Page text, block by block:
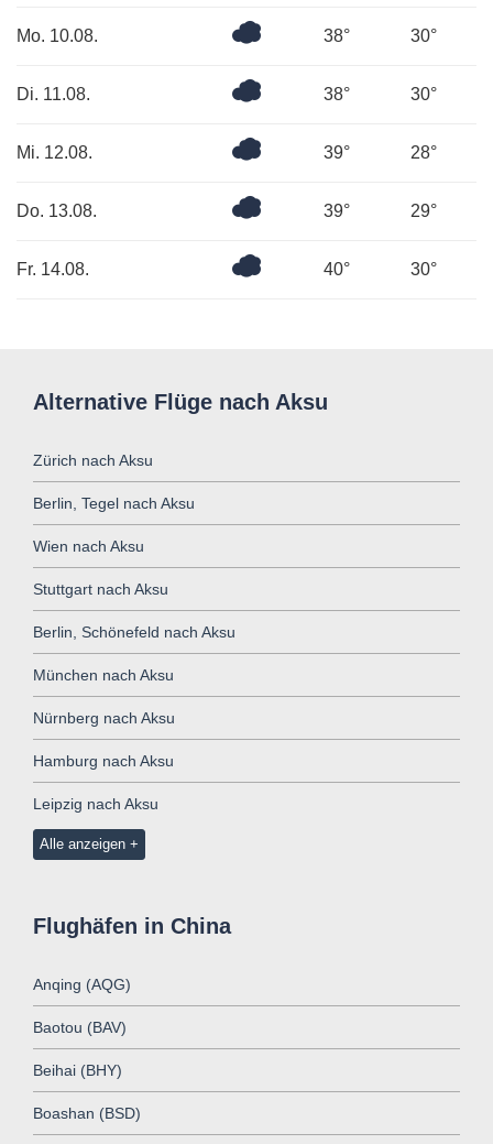
Mo. 10.08.
Überwiegend
38° 30°
Di. 11.08. 38° 30°
Mi. 12.08.
Überwiegend
39° 28°
Do. 13.08. 39° 29°
Fr. 14.08. 40° 30°
Alternative Flüge nach Aksu
Zürich nach Aksu
Berlin, Tegel nach Aksu
Wien nach Aksu
Stuttgart nach Aksu
Berlin, Schönefeld nach Aksu
München nach Aksu
Nürnberg nach Aksu
Hamburg nach Aksu
Leipzig nach Aksu
Alle anzeigen
Flughäfen in China
Anqing (AQG)
Baotou (BAV)
Beihai (BHY)
Boashan (BSD)